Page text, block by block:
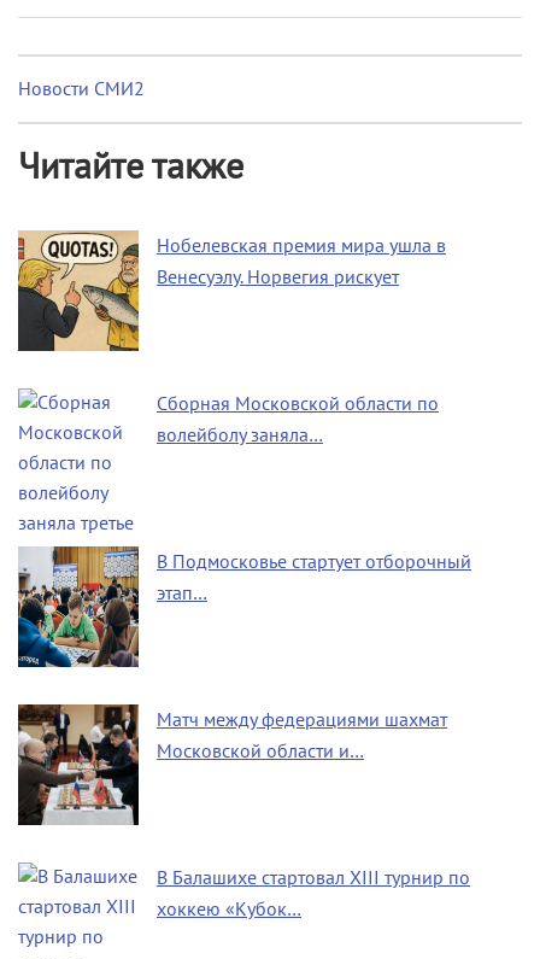
Новости СМИ2
Читайте также
Нобелевская премия мира ушла в
Венесуэлу. Норвегия рискует
Сборная Московской области по
волейболу заняла…
В Подмосковье стартует отборочный
этап…
Матч между федерациями шахмат
Московской области и…
В Балашихе стартовал XIII турнир по
хоккею «Кубок…